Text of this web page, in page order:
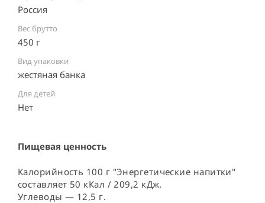
Россия ⠀
Вес брутто
450 г
Вид упаковки
жестяная банка ⠀
Для детей
Нет
Пищевая ценность
Калорийность 100 г "Энергетические напитки"
составляет 50 кКал / 209,2 кДж.
Углеводы — 12,5 г.